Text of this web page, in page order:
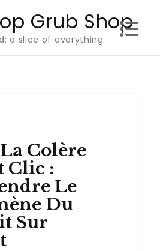
Grub Shop
a slice of everything
Colère
Clic :
Le
Du
Sur